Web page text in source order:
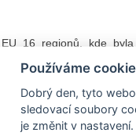
16 regionů, kde
členských státech
Doba dožití je
míří na léčbu
významná
věku (ortopedické
Používáme
Dobrý den, tyto
sledovací soubory
je změnit v nastavení.